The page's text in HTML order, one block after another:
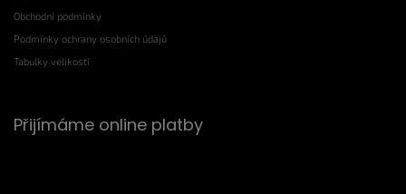
Obchodní podmínky
Podmínky ochrany osobních údajů
Tabulky velikostí
Přijímáme online platby